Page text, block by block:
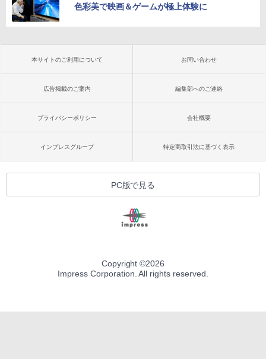
色彩美で映画＆ゲームが極上体験に
本サイトのご利用について お問い合わせ
広告掲載のご案内 編集部へのご連絡
プライバシーポリシー 会社概要
インプレスグループ 特定商取引法に基づく表示
PC版で見る
Copyright ©2026
Impress Corporation. All rights reserved.